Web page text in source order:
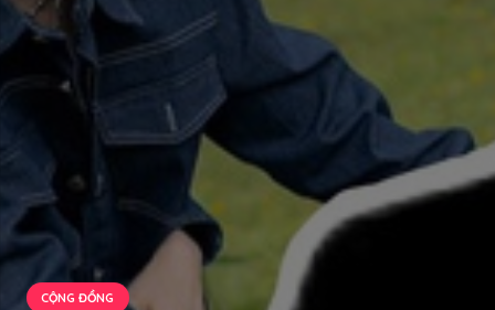
CỘNG ĐỒNG